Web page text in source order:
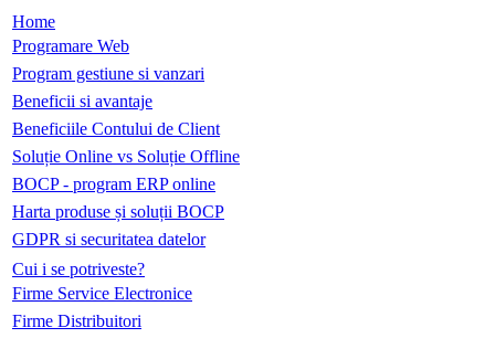
Home
Programare Web
Program gestiune si vanzari
Beneficii si avantaje
Beneficiile Contului de Client
Soluție Online vs Soluție Offline
BOCP - program ERP online
Harta produse și soluții BOCP
GDPR si securitatea datelor
Cui i se potriveste?
Firme Service Electronice
Firme Distribuitori